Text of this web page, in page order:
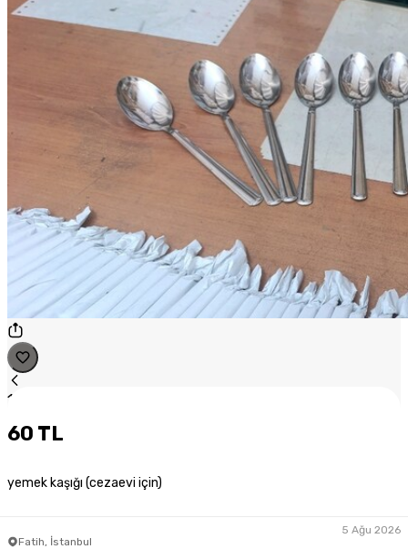
1
60 TL
yemek kaşığı (cezaevi için)
Fatih, İstanbul
5 Ağu 2026